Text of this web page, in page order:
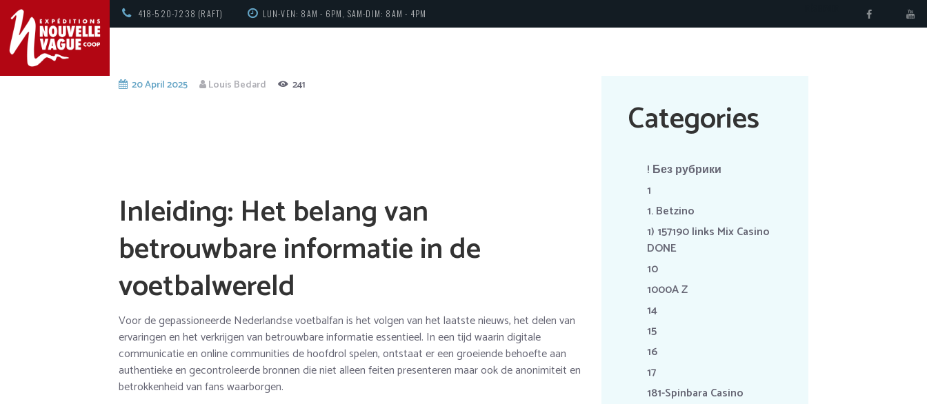
418-520-7238 (RAFT) LUN-VEN: 8AM - 6PM, SAM-DIM: 8AM - 4PM
20 April 2025 Louis Bedard 241
Inleiding: Het belang van
betrouwbare informatie in de
voetbalwereld
Voor de gepassioneerde Nederlandse voetbalfan is het volgen van het laatste nieuws, het delen van
ervaringen en het verkrijgen van betrouwbare informatie essentieel. In een tijd waarin digitale
communicatie en online communities de hoofdrol spelen, ontstaat er een groeiende behoefte aan
authentieke en gecontroleerde bronnen die niet alleen feiten presenteren maar ook de anonimiteit en
betrokkenheid van fans waarborgen.
Categories
! Без рубрики
1
1. Betzino
1) 157190 links Mix Casino
DONE
10
1000A Z
14
15
16
17
181-Spinbara Casino